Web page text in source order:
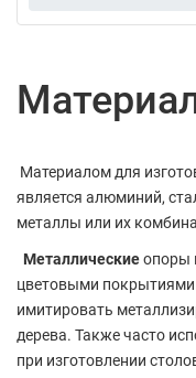
Материалом для
является алюминий,
металлы или их
Металлическиеопоры
цветовыми покрытиями
имитировать
дерева. Также часто
при изготовлении